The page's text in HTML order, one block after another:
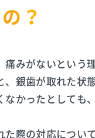
？
痛みがないという
、銀歯が取れた状
なかったとしても
た際の対応につい